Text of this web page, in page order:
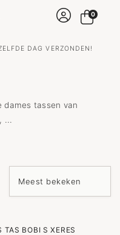
DAG VERZONDEN!
0
dames tassen van
...
TAS BOBI S XERES